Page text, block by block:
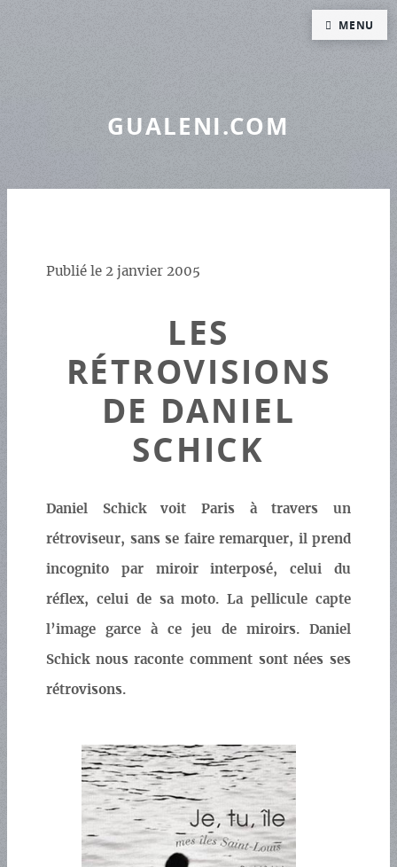
GUALENI.COM
Publié le 2 janvier 2005
LES
RÉTROVISIONS
DE DANIEL
SCHICK
Daniel Schick voit Paris à travers un
rétroviseur, sans se faire remarquer, il prend
incognito par miroir interposé, celui du
réflex, celui de sa moto. La pellicule capte
l’image garce à ce jeu de miroirs. Daniel
Schick nous raconte comment sont nées ses
rétrovisons.
MENU